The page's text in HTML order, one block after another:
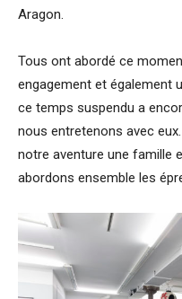
Aragon.
Tous ont abordé ce
engagement et également
ce temps suspendu a
nous entretenons avec
notre aventure une famille
abordons ensemble les